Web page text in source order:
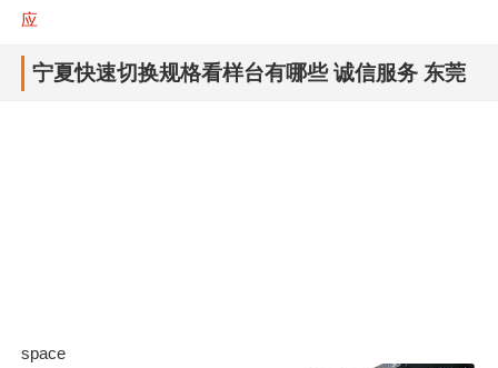
应
宁夏快速切换规格看样台有哪些 诚信服务 东莞
space